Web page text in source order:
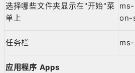
选择哪些文件夹显示在"开始"菜
单上
on-
任务栏
应用程序 Apps